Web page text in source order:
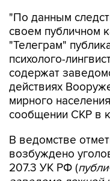
"По данным
своем публичном
"Телеграм"
психолого-
содержат
действиях
мирного
сообщении СКР в
В ведомстве
возбуждено
207.3 УК РФ (